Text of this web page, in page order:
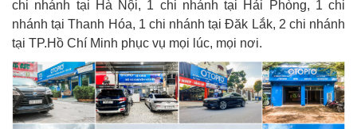
chi nhánh tại Hà Nội, 1 chi nhánh tại Hải Phòng, 1 chi
nhánh tại Thanh Hóa, 1 chi nhánh tại Đăk Lắk, 2 chi nhánh
tại TP.Hồ Chí Minh phục vụ mọi lúc, mọi nơi.